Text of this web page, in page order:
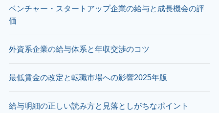
ベンチャー・スタートアップ企業の給与と成長機会の評
価
外資系企業の給与体系と年収交渉のコツ
最低賃金の改定と転職市場への影響2025年版
給与明細の正しい読み方と見落としがちなポイント